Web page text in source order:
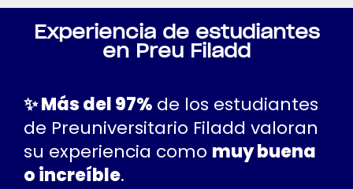
Experiencia de estudiantes
en Preu Filadd
✨ Más del 97% de los estudiantes
de Preuniversitario Filadd valoran
su experiencia como muy buena
o increíble.